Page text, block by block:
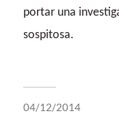
portar una
sospitosa.
04/12/2014